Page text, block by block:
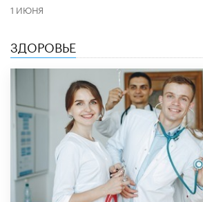
1 ИЮНЯ
ЗДОРОВЬЕ